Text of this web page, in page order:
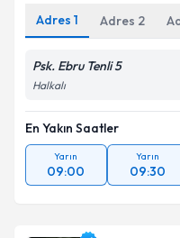
Adres 1 Adres 2
Psk. Ebru Tenli 5
Halkalı
En Yakın Saatler
Yarın
09:00
Yarın
09:30